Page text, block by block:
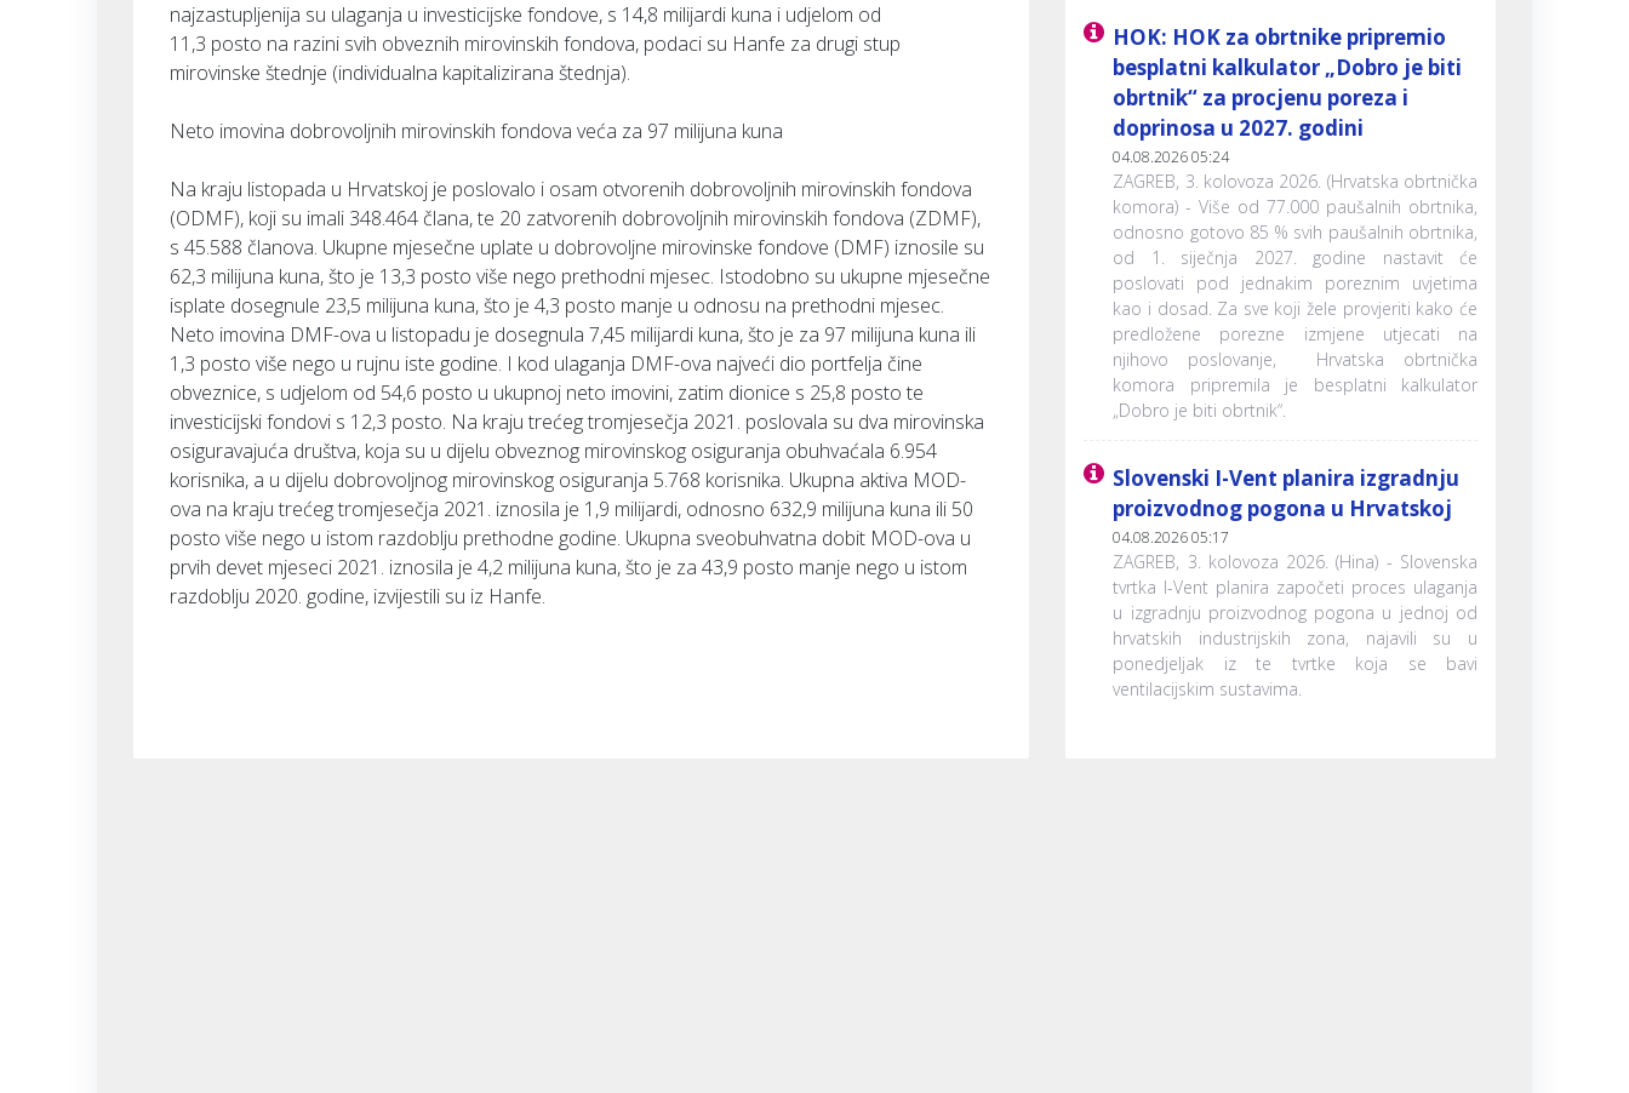
najzastupljenija su ulaganja u investicijske fondove, s 14,8 milijardi kuna i udjelom od
11,3 posto na razini svih obveznih mirovinskih fondova, podaci su Hanfe za drugi stup
mirovinske štednje (individualna kapitalizirana štednja).
Neto imovina dobrovoljnih mirovinskih fondova veća za 97 milijuna kuna
Na kraju listopada u Hrvatskoj je poslovalo i osam otvorenih dobrovoljnih mirovinskih fondova
(ODMF), koji su imali 348.464 člana, te 20 zatvorenih dobrovoljnih mirovinskih fondova (ZDMF),
s 45.588 članova. Ukupne mjesečne uplate u dobrovoljne mirovinske fondove (DMF) iznosile su
62,3 milijuna kuna, što je 13,3 posto više nego prethodni mjesec. Istodobno su ukupne mjesečne
isplate dosegnule 23,5 milijuna kuna, što je 4,3 posto manje u odnosu na prethodni mjesec.
Neto imovina DMF-ova u listopadu je dosegnula 7,45 milijardi kuna, što je za 97 milijuna kuna ili
1,3 posto više nego u rujnu iste godine. I kod ulaganja DMF-ova najveći dio portfelja čine
obveznice, s udjelom od 54,6 posto u ukupnoj neto imovini, zatim dionice s 25,8 posto te
investicijski fondovi s 12,3 posto. Na kraju trećeg tromjesečja 2021. poslovala su dva mirovinska
osiguravajuća društva, koja su u dijelu obveznog mirovinskog osiguranja obuhvaćala 6.954
korisnika, a u dijelu dobrovoljnog mirovinskog osiguranja 5.768 korisnika. Ukupna aktiva MOD-
ova na kraju trećeg tromjesečja 2021. iznosila je 1,9 milijardi, odnosno 632,9 milijuna kuna ili 50
posto više nego u istom razdoblju prethodne godine. Ukupna sveobuhvatna dobit MOD-ova u
prvih devet mjeseci 2021. iznosila je 4,2 milijuna kuna, što je za 43,9 posto manje nego u istom
razdoblju 2020. godine, izvijestili su iz Hanfe.
HOK: HOK za obrtnike pripremio
besplatni kalkulator „Dobro je biti
obrtnik“ za procjenu poreza i
doprinosa u 2027. godini
04.08.2026 05:24
ZAGREB, 3. kolovoza 2026. (Hrvatska obrtnička
komora) - Više od 77.000 paušalnih obrtnika,
odnosno gotovo 85 % svih paušalnih obrtnika,
od 1. siječnja 2027. godine nastavit će
poslovati pod jednakim poreznim uvjetima
kao i dosad. Za sve koji žele provjeriti kako će
predložene porezne izmjene utjecati na
njihovo poslovanje, Hrvatska obrtnička
komora pripremila je besplatni kalkulator
„Dobro je biti obrtnik“.
Slovenski I-Vent planira izgradnju
proizvodnog pogona u Hrvatskoj
04.08.2026 05:17
ZAGREB, 3. kolovoza 2026. (Hina) - Slovenska
tvrtka I-Vent planira započeti proces ulaganja
u izgradnju proizvodnog pogona u jednoj od
hrvatskih industrijskih zona, najavili su u
ponedjeljak iz te tvrtke koja se bavi
ventilacijskim sustavima.